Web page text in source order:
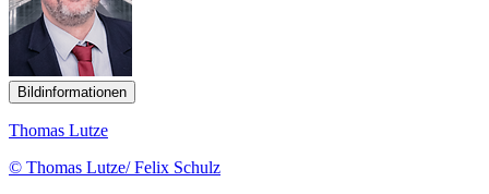
© Thomas Lutze/ Felix Schulz
Lutze, Thomas
Die Linke
()